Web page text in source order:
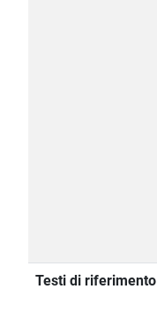
Testi di riferimento